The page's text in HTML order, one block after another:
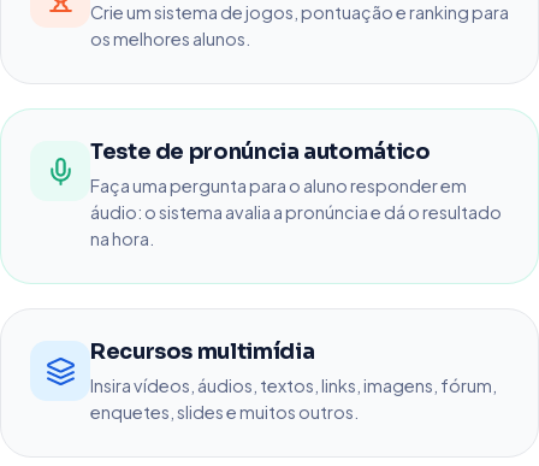
Crie um sistema de jogos, pontuação e ranking para
os melhores alunos.
Teste de pronúncia automático
Faça uma pergunta para o aluno responder em
áudio: o sistema avalia a pronúncia e dá o resultado
na hora.
Recursos multimídia
Insira vídeos, áudios, textos, links, imagens, fórum,
enquetes, slides e muitos outros.